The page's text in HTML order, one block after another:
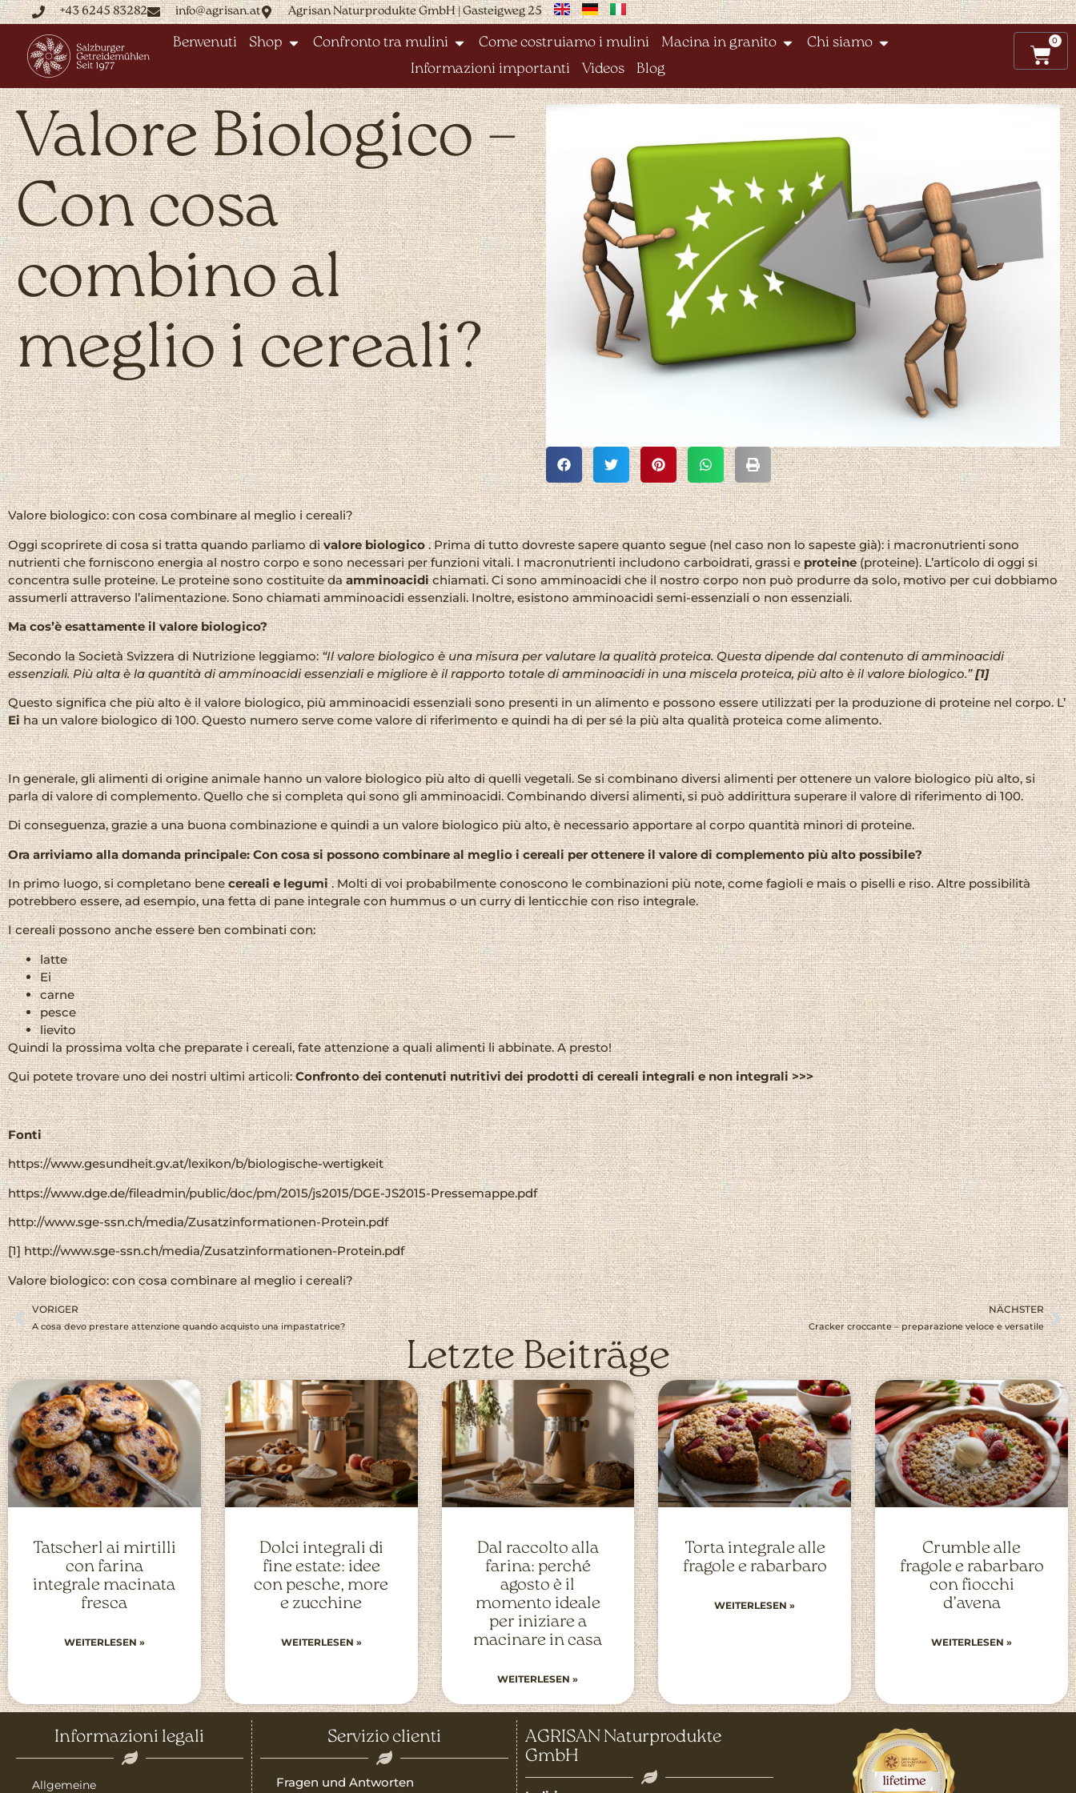
+43 6245 83282 info@agrisan.at Agrisan Naturprodukte GmbH | Gasteigweg 25
Benvenuti Shop Confronto tra mulini Come costruiamo i mulini Macina in granito
Chi siamo
Informazioni importanti
Videos Blog
0
Valore Biologico –
Con cosa
combino al
meglio i cereali?
Valore biologico: con cosa combinare al meglio i cereali?
Oggi scoprirete di cosa si tratta quando parliamo divalore biologico. Prima di tutto dovreste sapere quanto segue (nel caso non lo sapeste già): i macronutrienti sono
nutrienti che forniscono energia al nostro corpo e sono necessari per funzioni vitali. I macronutrienti includono carboidrati, grassi eproteine(proteine). L’articolo di oggi si
concentra sulle proteine. Le proteine sono costituite daamminoacidichiamati. Ci sono amminoacidi che il nostro corpo non può produrre da solo, motivo per cui dobbiamo
assumerli attraverso l’alimentazione. Sono chiamati amminoacidi essenziali. Inoltre, esistono amminoacidi semi-essenziali o non essenziali.
Ma cos’è esattamente il valore biologico?
Secondo la Società Svizzera di Nutrizione leggiamo:“Il valore biologico è una misura per valutare la qualità proteica. Questa dipende dal contenuto di amminoacidi
essenziali. Più alta è la quantità di amminoacidi essenziali e migliore è il rapporto totale di amminoacidi in una miscela proteica, più alto è il valore biologico.”[1]
Questo significa che più alto è il valore biologico, più amminoacidi essenziali sono presenti in un alimento e possono essere utilizzati per la produzione di proteine nel corpo. L’
Eiha un valore biologico di 100. Questo numero serve come valore di riferimento e quindi ha di per sé la più alta qualità proteica come alimento.
In generale, gli alimenti di origine animale hanno un valore biologico più alto di quelli vegetali. Se si combinano diversi alimenti per ottenere un valore biologico più alto, si
parla di valore di complemento. Quello che si completa qui sono gli amminoacidi. Combinando diversi alimenti, si può addirittura superare il valore di riferimento di 100.
Di conseguenza, grazie a una buona combinazione e quindi a un valore biologico più alto, è necessario apportare al corpo quantità minori di proteine.
Ora arriviamo alla domanda principale: Con cosa si possono combinare al meglio i cereali per ottenere il valore di complemento più alto possibile?
In primo luogo, si completano benecereali e legumi. Molti di voi probabilmente conoscono le combinazioni più note, come fagioli e mais o piselli e riso. Altre possibilità
potrebbero essere, ad esempio, una fetta di pane integrale con hummus o un curry di lenticchie con riso integrale.
I cereali possono anche essere ben combinati con:
latte
Ei
carne
pesce
lievito
Quindi la prossima volta che preparate i cereali, fate attenzione a quali alimenti li abbinate. A presto!
Qui potete trovare uno dei nostri ultimi articoli:Confronto dei contenuti nutritivi dei prodotti di cereali integrali e non integrali >>>
Fonti
https://www.gesundheit.gv.at/lexikon/b/biologische-wertigkeit
https://www.dge.de/fileadmin/public/doc/pm/2015/js2015/DGE-JS2015-Pressemappe.pdf
http://www.sge-ssn.ch/media/Zusatzinformationen-Protein.pdf
[1] http://www.sge-ssn.ch/media/Zusatzinformationen-Protein.pdf
Valore biologico: con cosa combinare al meglio i cereali?
VORIGER
A cosa devo prestare attenzione quando acquisto una impastatrice?
NÄCHSTER
Cracker croccante – preparazione veloce e versatile
Letzte Beiträge
Tatscherl ai mirtilli
con farina
integrale macinata
fresca
WEITERLESEN »
Dolci integrali di
fine estate: idee
con pesche, more
e zucchine
WEITERLESEN »
Dal raccolto alla
farina: perché
agosto è il
momento ideale
per iniziare a
macinare in casa
WEITERLESEN »
Torta integrale alle
fragole e rabarbaro
WEITERLESEN »
Crumble alle
fragole e rabarbaro
con fiocchi
d’avena
WEITERLESEN »
Informazioni legali
Allgemeine
Servizio clienti
Fragen und Antworten
AGRISAN Naturprodukte
GmbH